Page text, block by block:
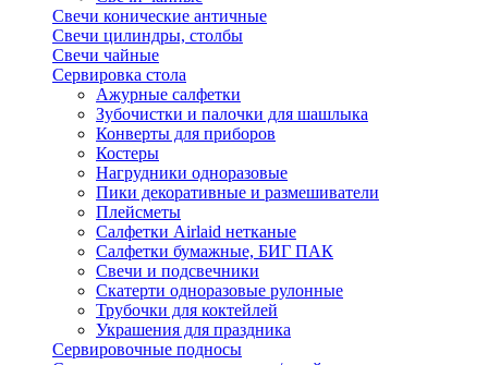
Свечи конические античные
Свечи цилиндры, столбы
Свечи чайные
Сервировка стола
Ажурные салфетки
Зубочистки и палочки для шашлыка
Конверты для приборов
Костеры
Нагрудники одноразовые
Пики декоративные и размешиватели
Плейсметы
Салфетки Airlaid нетканые
Салфетки бумажные, БИГ ПАК
Свечи и подсвечники
Скатерти одноразовые рулонные
Трубочки для коктейлей
Украшения для праздника
Сервировочные подносы